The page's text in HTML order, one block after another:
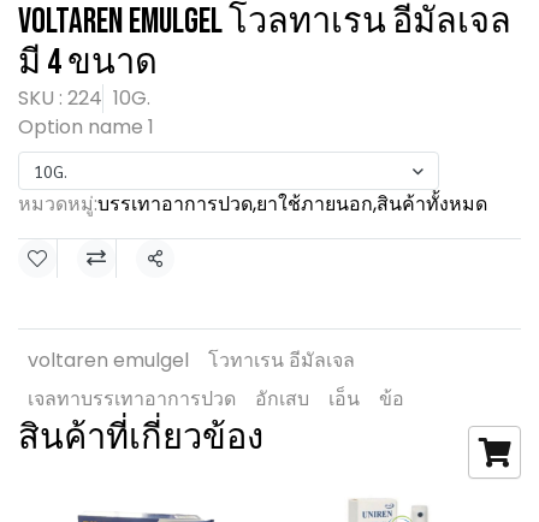
VOLTAREN EMULGEL โวลทาเรน อีมัลเจล
มี 4 ขนาด
SKU : 224 10G.
Option name 1
10G.
หมวดหมู่:บรรเทาอาการปวด,ยาใช้ภายนอก,สินค้าทั้งหมด
แชร์
voltaren emulgel
โวทาเรน อีมัลเจล
เจลทาบรรเทาอาการปวด
อักเสบ เอ็น ข้อ
สินค้าที่เกี่ยวข้อง